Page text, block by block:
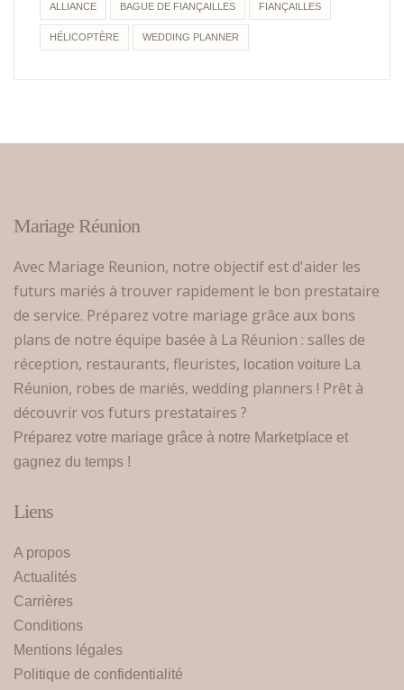
ALLIANCE BAGUE DE FIANÇAILLES FIANÇAILLES
HÉLICOPTÈRE WEDDING PLANNER
Mariage Réunion
Avec Mariage Reunion, notre objectif est d'aider les
futurs mariés à trouver rapidement le bon prestataire
de service. Préparez votre mariage grâce aux bons
plans de notre équipe basée à La Réunion : salles de
réception, restaurants, fleuristes, location voiture La
Réunion, robes de mariés, wedding planners ! Prêt à
découvrir vos futurs prestataires ?
Préparez votre mariage grâce à notre Marketplace et
gagnez du temps !
Liens
A propos
Actualités
Carrières
Conditions
Mentions légales
Politique de confidentialité